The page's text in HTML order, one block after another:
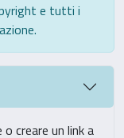
e tutti i
creare un link a